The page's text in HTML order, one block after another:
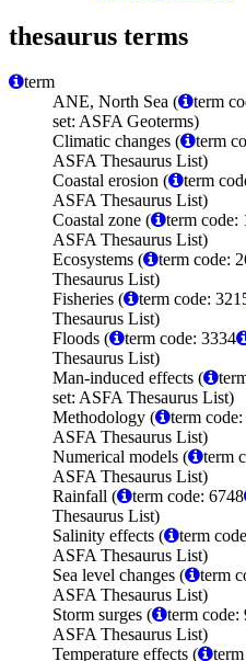
thesaurus terms
term
ANE, North Sea (
term
set: ASFA Geoterms)
Climatic changes (
term
ASFA Thesaurus List)
Coastal erosion (
term
ASFA Thesaurus List)
Coastal zone (
term code:
ASFA Thesaurus List)
Ecosystems (
term code:
Thesaurus List)
Fisheries (
term code:
Thesaurus List)
Floods (
term code: 3334
Thesaurus List)
Man-induced effects (
set: ASFA Thesaurus List)
Methodology (
term
ASFA Thesaurus List)
Numerical models (
term
ASFA Thesaurus List)
Rainfall (
term code: 6748
Thesaurus List)
Salinity effects (
term
ASFA Thesaurus List)
Sea level changes (
term
ASFA Thesaurus List)
Storm surges (
term code:
ASFA Thesaurus List)
Temperature effects (